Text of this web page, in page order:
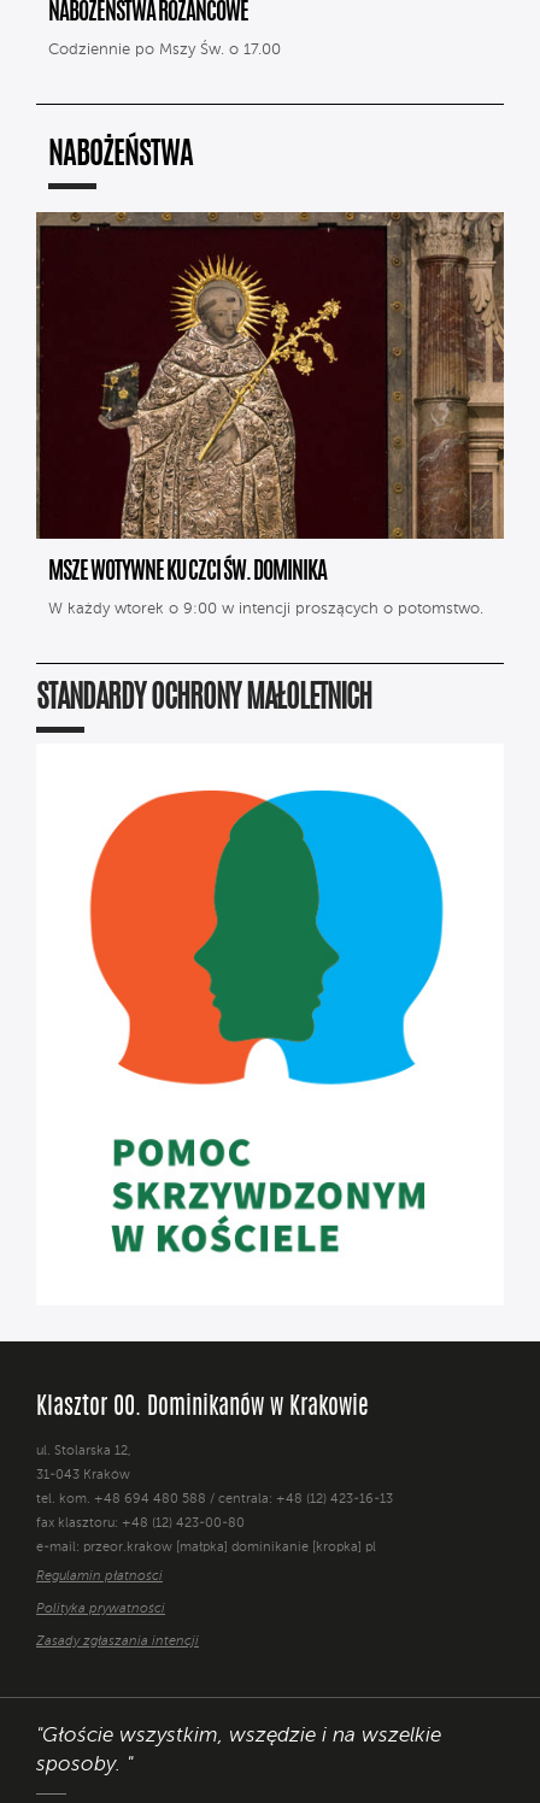
NABOŻEŃSTWA RÓŻAŃCOWE
Codziennie po Mszy Św. o 17.00
NABOŻEŃSTWA
MSZE WOTYWNE KU CZCI ŚW. DOMINIKA
W każdy wtorek o 9:00 w intencji proszących o potomstwo.
STANDARDY OCHRONY MAŁOLETNICH
Klasztor OO. Dominikanów w Krakowie
ul. Stolarska 12,
31-043 Kraków
tel. kom. +48 694 480 588 / centrala: +48 (12) 423-16-13
fax klasztoru: +48 (12) 423-00-80
e-mail: przeor.krakow [małpka] dominikanie [kropka] pl
Regulamin płatności
Polityka prywatności
Zasady zgłaszania intencji
"Głoście wszystkim, wszędzie i na wszelkie
sposoby. "